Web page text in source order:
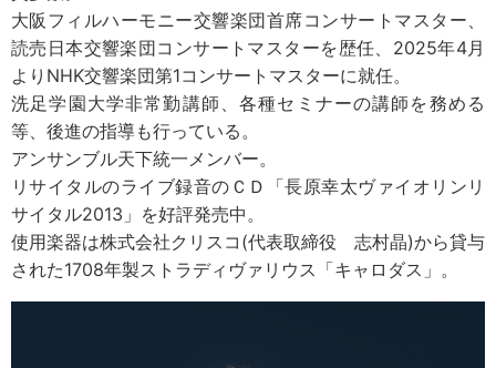
大阪フィルハーモニー交響楽団首席コンサートマスター、
読売日本交響楽団コンサートマスターを歴任、2025年4月
よりNHK交響楽団第1コンサートマスターに就任。
洗足学園大学非常勤講師、各種セミナーの講師を務める
等、後進の指導も行っている。
アンサンブル天下統一メンバー。
リサイタルのライブ録音のＣＤ「長原幸太ヴァイオリンリ
サイタル2013」を好評発売中。
使用楽器は株式会社クリスコ(代表取締役 志村晶)から貸与
された1708年製ストラディヴァリウス「キャロダス」。